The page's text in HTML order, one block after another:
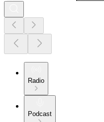
Radio
Podcast